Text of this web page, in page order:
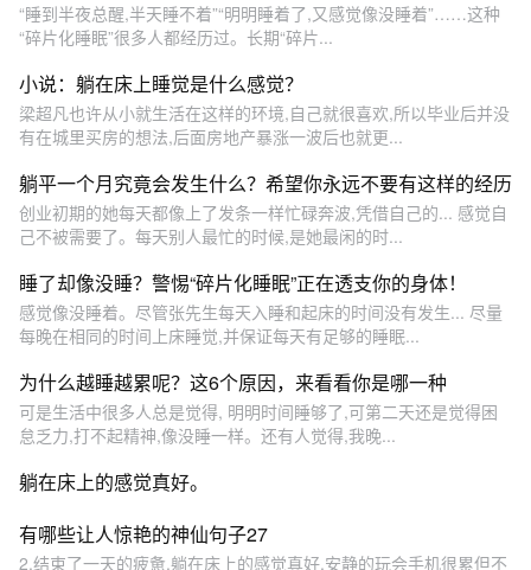
“睡到半夜总醒,半天睡不着”“明明睡着了,又感觉像没睡着”……这种
“碎片化睡眠”很多人都经历过。长期“碎片...
小说：躺在床上睡觉是什么感觉？
梁超凡也许从小就生活在这样的环境,自己就很喜欢,所以毕业后并没
有在城里买房的想法,后面房地产暴涨一波后也就更...
躺平一个月究竟会发生什么？希望你永远不要有这样的经历
创业初期的她每天都像上了发条一样忙碌奔波,凭借自己的... 感觉自
己不被需要了。每天别人最忙的时候,是她最闲的时...
睡了却像没睡？警惕“碎片化睡眠”正在透支你的身体！
感觉像没睡着。尽管张先生每天入睡和起床的时间没有发生... 尽量
每晚在相同的时间上床睡觉,并保证每天有足够的睡眠...
为什么越睡越累呢？这6个原因，来看看你是哪一种
可是生活中很多人总是觉得, 明明时间睡够了,可第二天还是觉得困
怠乏力,打不起精神,像没睡一样。还有人觉得,我晚...
躺在床上的感觉真好。
有哪些让人惊艳的神仙句子27
2.结束了一天的疲惫,躺在床上的感觉真好,安静的玩会手机很累但不